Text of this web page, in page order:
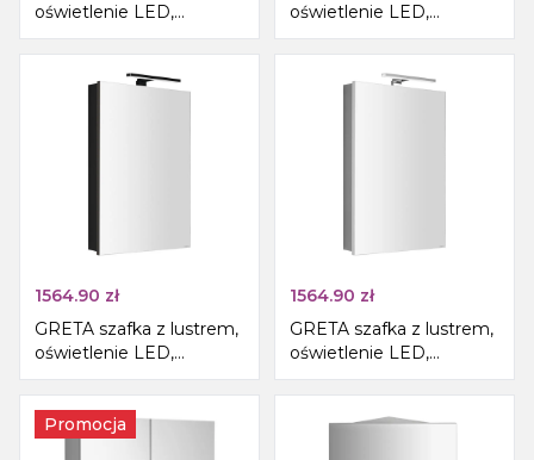
oświetlenie LED,
60x70x14cm, czarny mat
oświetlenie LED,
60x70x14cm, biały mat
1564.90 zł
GRETA szafka z lustrem,
oświetlenie LED,
50x70x14cm, czarny mat
1564.90 zł
GRETA szafka z lustrem,
oświetlenie LED,
50x70x14cm, biały mat
Promocja